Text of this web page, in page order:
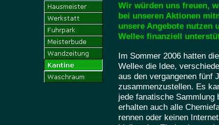
Wir würden uns freuen,
bei unseren Aktionen
unsere Angebote nutzen
Welle« finanziell
Im Sommer 2006 hatten
Welle« die Idee,
aus den vergangenen fünf
zusammenzustellen. Es
jede fanatische
erhalten auch alle
rennen oder keinen